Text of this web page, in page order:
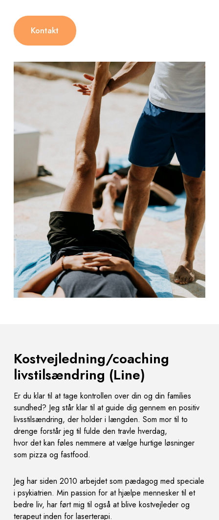
Kontakt
Kostvejledning/coaching
livstilsændring (Line)
Er du klar til at tage kontrollen over din og din families
sundhed? Jeg står klar til at guide dig gennem en positiv
livsstilsændring, der holder i længden. Som mor til to
drenge forstår jeg til fulde den travle hverdag,
hvor det kan føles nemmere at vælge hurtige løsninger
som pizza og fastfood.
Jeg har siden 2010 arbejdet som pædagog med speciale
i psykiatrien. Min passion for at hjælpe mennesker til et
bedre liv, har ført mig til også at blive kostvejleder og
terapeut inden for laserterapi.